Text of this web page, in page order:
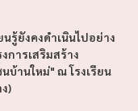
รู้ยังคงดำเนินไปอย่าง
การเสริมสร้าง
านใหม่" ณ โรงเรียน
)